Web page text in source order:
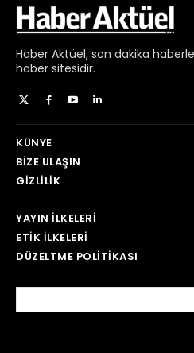
Haber Aktüel, son dakika
haber sitesidir.
KÜNYE
BIZE ULAŞIN
GIZLILIK
YAYIN İLKELERI
ETIK İLKELERI
DÜZELTME POLITIKASI